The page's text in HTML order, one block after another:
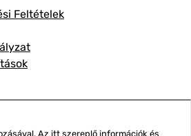
Feltételek
Az itt szereplő információk és